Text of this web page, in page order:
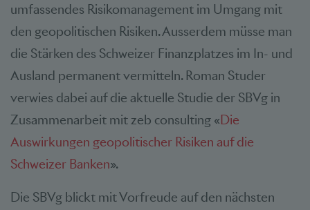
umfassendes Risikomanagement im Umgang mit
den geopolitischen Risiken. Ausserdem müsse man
die Stärken des Schweizer Finanzplatzes im In- und
Ausland permanent vermitteln. Roman Studer
verwies dabei auf die aktuelle Studie der SBVg in
Zusammenarbeit mit zeb consulting «Die
Auswirkungen geopolitischer Risiken auf die
Schweizer Banken».
Die SBVg blickt mit Vorfreude auf den nächsten